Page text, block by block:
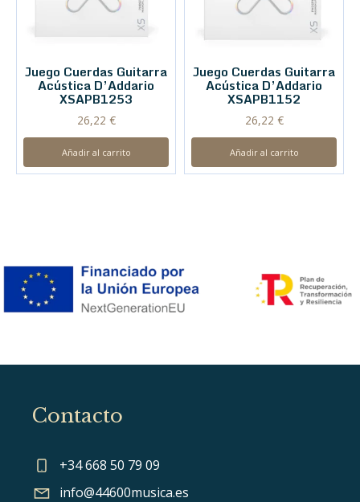
Juego Cuerdas Guitarra
Acústica D’Addario
XSAPB1253
26,22 €
Añadir al carrito
Juego Cuerdas Guitarra
Acústica D’Addario
XSAPB1152
26,22 €
Añadir al carrito
Contacto
+34 668 50 79 09
info@44600musica.es